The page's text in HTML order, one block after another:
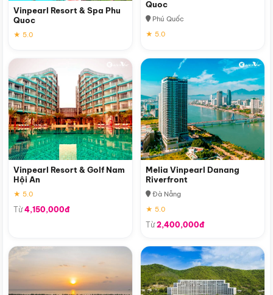
Vinpearl Resort & Spa Phu
Quoc
★ 5.0
Quoc
Phú Quốc
★ 5.0
Vinpearl Resort & Golf Nam
Hội An
★ 5.0
Từ4,150,000đ
Melia Vinpearl Danang
Riverfront
Đà Nẵng
★ 5.0
Từ2,400,000đ